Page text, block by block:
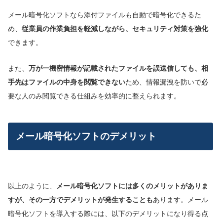
メール暗号化ソフトなら添付ファイルも自動で暗号化できるた
め、 従業員の作業負担を軽減しながら、セキュリティ対策を強化
できます。
また、 万が一機密情報が記載されたファイルを誤送信しても、相
手先はファイルの中身を閲覧できないため、情報漏洩を防いで必
要な人のみ閲覧できる仕組みを効率的に整えられます。
メール暗号化ソフトのデメリット
以上のように、
メール暗号化ソフトには多くのメリットがありま
すが、その一方でデメリットが発生することもあります。メール
暗号化ソフトを導入する際には、以下のデメリットになり得る点